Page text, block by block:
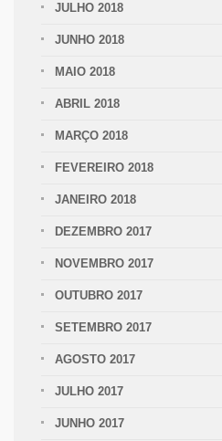
JULHO 2018
JUNHO 2018
MAIO 2018
ABRIL 2018
MARÇO 2018
FEVEREIRO 2018
JANEIRO 2018
DEZEMBRO 2017
NOVEMBRO 2017
OUTUBRO 2017
SETEMBRO 2017
AGOSTO 2017
JULHO 2017
JUNHO 2017